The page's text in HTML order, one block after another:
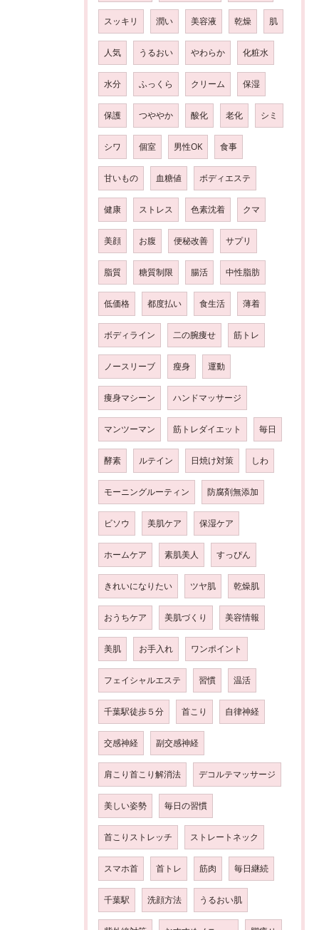
スッキリ 潤い 美容液 乾燥 肌
人気 うるおい やわらか 化粧水
水分 ふっくら クリーム 保湿
保護 つややか 酸化 老化 シミ
シワ 個室 男性OK 食事
甘いもの 血糖値 ボディエステ
健康 ストレス 色素沈着 クマ
美顔 お腹 便秘改善 サプリ
脂質 糖質制限 腸活 中性脂肪
低価格 都度払い 食生活 薄着
ボディライン 二の腕痩せ 筋トレ
ノースリーブ 瘦身 運動
痩身マシーン ハンドマッサージ
マンツーマン 筋トレダイエット 毎日
酵素 ルテイン 日焼け対策 しわ
モーニングルーティン 防腐剤無添加
ビソウ 美肌ケア 保湿ケア
ホームケア 素肌美人 すっぴん
きれいになりたい ツヤ肌 乾燥肌
おうちケア 美肌づくり 美容情報
美肌 お手入れ ワンポイント
フェイシャルエステ 習慣 温活
千葉駅徒歩５分 首こり 自律神経
交感神経 副交感神経
肩こり首こり解消法 デコルテマッサージ
美しい姿勢 毎日の習慣
首こりストレッチ ストレートネック
スマホ首 首トレ 筋肉 毎日継続
千葉駅 洗顔方法 うるおい肌